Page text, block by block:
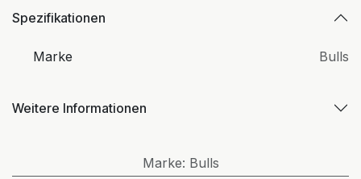
Spezifikationen
Marke Bulls
Weitere Informationen
Marke: Bulls